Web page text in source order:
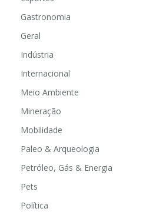
Gastronomia
Geral
Indústria
Internacional
Meio Ambiente
Mineração
Mobilidade
Paleo & Arqueologia
Petróleo, Gás & Energia
Pets
Política